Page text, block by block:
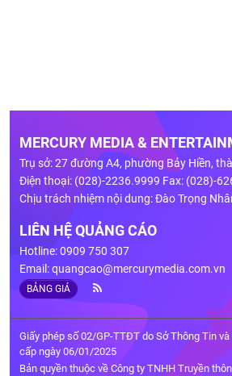
MERCURY MEDIA &
Trụ sở: 27 đường A4, phường Bảy Hiền,
Điện thoại: (028)-2236.9999 Fax: (028)-
Chịu trách nhiệm nội dung: Đào Trọng
LIÊN HỆ QUẢNG CÁO
Hotline: 0909 750 307
Email:quangcao@mercurymedia.com.vn
BẢNG GIÁ
Giấy phép số 02/GP-TTĐT do Sở Thông Tin
cấp ngày 06/01/2025
Bản quyền thuộc về Công ty TNHH Truyền